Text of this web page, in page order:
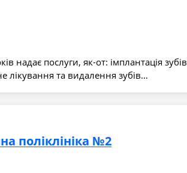
надає послуги, як-от: імплантація зубів
лікування та видалення зубів…
поліклініка №2